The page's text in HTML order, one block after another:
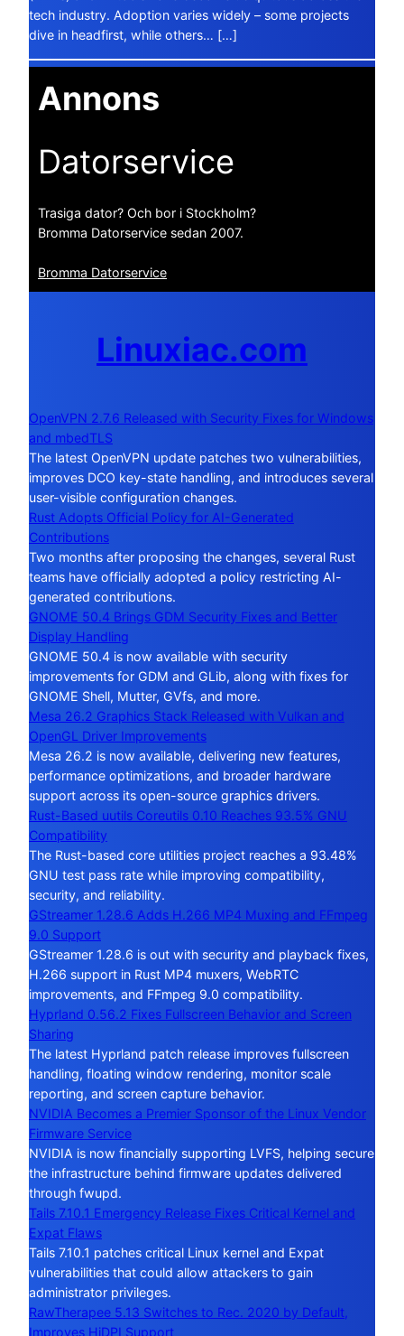
tech industry. Adoption varies widely – some projects
dive in headfirst, while others… […]
Annons
Datorservice
Trasiga dator? Och bor i Stockholm?
Bromma Datorservice sedan 2007.
Bromma Datorservice
Linuxiac.com
OpenVPN 2.7.6 Released with Security Fixes for Windows
and mbedTLS
The latest OpenVPN update patches two vulnerabilities,
improves DCO key-state handling, and introduces several
user-visible configuration changes.
Rust Adopts Official Policy for AI-Generated
Contributions
Two months after proposing the changes, several Rust
teams have officially adopted a policy restricting AI-
generated contributions.
GNOME 50.4 Brings GDM Security Fixes and Better
Display Handling
GNOME 50.4 is now available with security
improvements for GDM and GLib, along with fixes for
GNOME Shell, Mutter, GVfs, and more.
Mesa 26.2 Graphics Stack Released with Vulkan and
OpenGL Driver Improvements
Mesa 26.2 is now available, delivering new features,
performance optimizations, and broader hardware
support across its open-source graphics drivers.
Rust-Based uutils Coreutils 0.10 Reaches 93.5% GNU
Compatibility
The Rust-based core utilities project reaches a 93.48%
GNU test pass rate while improving compatibility,
security, and reliability.
GStreamer 1.28.6 Adds H.266 MP4 Muxing and FFmpeg
9.0 Support
GStreamer 1.28.6 is out with security and playback fixes,
H.266 support in Rust MP4 muxers, WebRTC
improvements, and FFmpeg 9.0 compatibility.
Hyprland 0.56.2 Fixes Fullscreen Behavior and Screen
Sharing
The latest Hyprland patch release improves fullscreen
handling, floating window rendering, monitor scale
reporting, and screen capture behavior.
NVIDIA Becomes a Premier Sponsor of the Linux Vendor
Firmware Service
NVIDIA is now financially supporting LVFS, helping secure
the infrastructure behind firmware updates delivered
through fwupd.
Tails 7.10.1 Emergency Release Fixes Critical Kernel and
Expat Flaws
Tails 7.10.1 patches critical Linux kernel and Expat
vulnerabilities that could allow attackers to gain
administrator privileges.
RawTherapee 5.13 Switches to Rec. 2020 by Default,
Improves HiDPI Support